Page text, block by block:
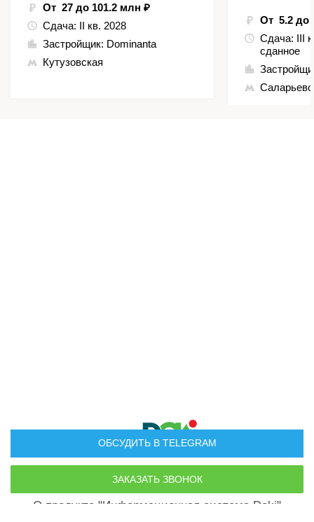
От 27 до 101.2 млн ₽
Сдача: II кв. 2028
Застройщик: Dominanta
Кутузовская
От 5.2 до
Сдача: III
сданное
Саларьево
Руководство пользователя
О продукте "Информационная система Doki"
ОБСУДИТЬ В TELEGRAM